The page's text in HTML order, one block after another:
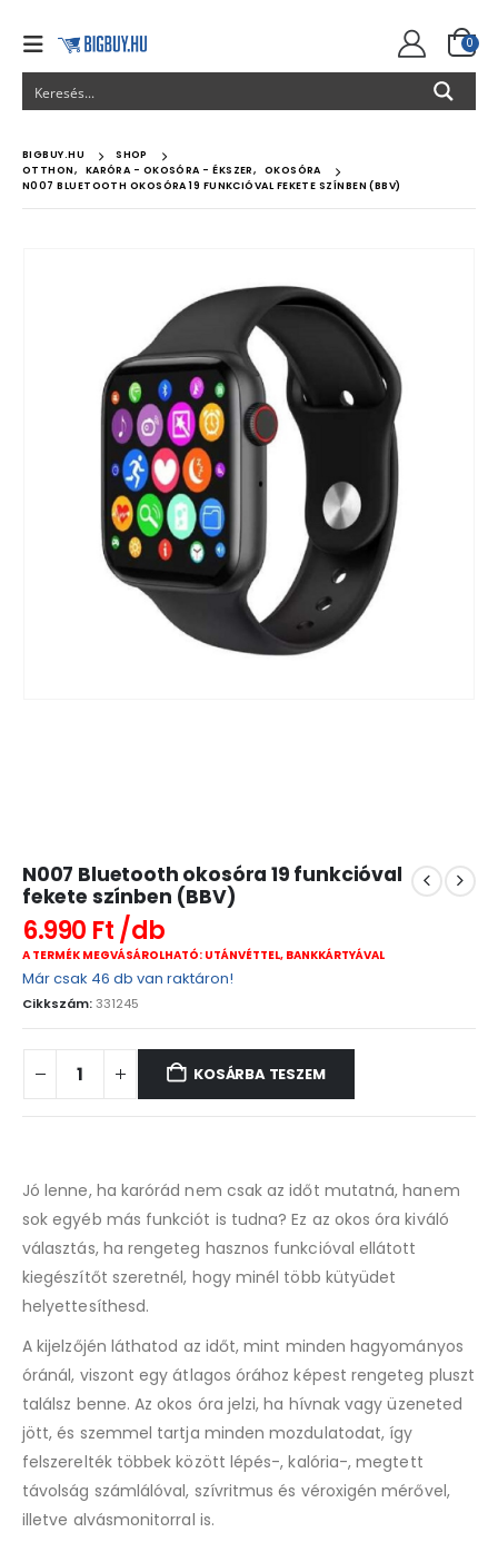
0
BIGBUY.HU
SHOP
OTTHON, KARÓRA - OKOSÓRA - ÉKSZER,
OKOSÓRA
N007 BLUETOOTH OKOSÓRA 19 FUNKCIÓVAL FEKETE SZÍNBEN (BBV)
N007 Bluetooth okosóra 19 funkcióval
fekete színben (BBV)
6.990 Ft
A TERMÉK MEGVÁSÁROLHATÓ: UTÁNVÉTTEL, BANKKÁRTYÁVAL
Már csak 46 db van raktáron!
Cikkszám:331245
KOSÁRBA TESZEM
Jó lenne, ha karórád nem csak az időt mutatná, hanem
sok egyéb más funkciót is tudna? Ez az okos óra kiváló
választás, ha rengeteg hasznos funkcióval ellátott
kiegészítőt szeretnél, hogy minél több kütyüdet
helyettesíthesd.
A kijelzőjén láthatod az időt, mint minden hagyományos
óránál, viszont egy átlagos órához képest rengeteg pluszt
találsz benne. Az okos óra jelzi, ha hívnak vagy üzeneted
jött, és szemmel tartja minden mozdulatodat, így
felszerelték többek között lépés-, kalória-, megtett
távolság számlálóval, szívritmus és véroxigén mérővel,
illetve alvásmonitorral is.